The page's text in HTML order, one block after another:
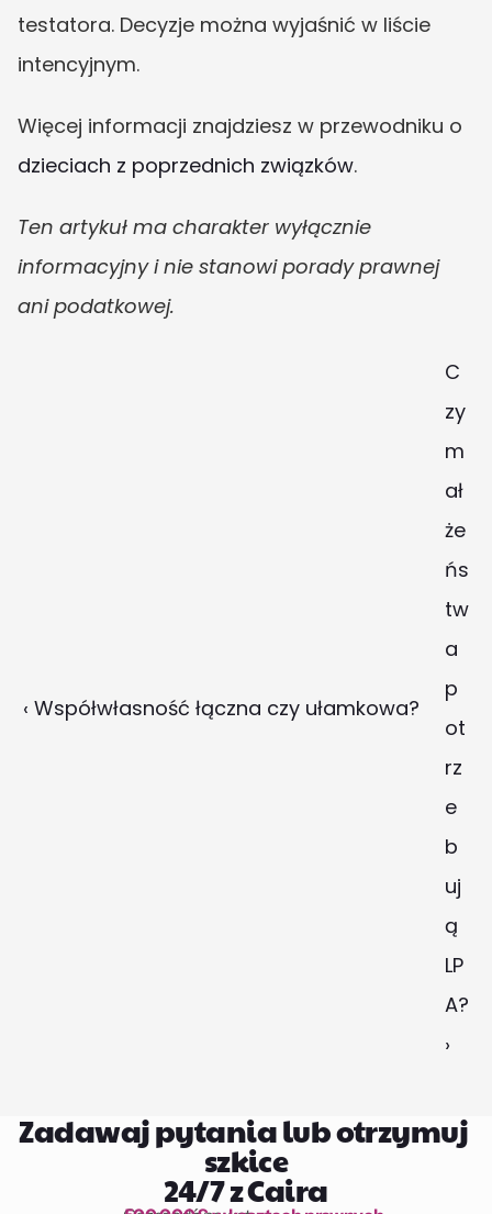
testatora. Decyzje można wyjaśnić w liście
intencyjnym.
dzieciach z poprzednich związków.
Ten artykuł ma charakter wyłącznie
informacyjny i nie stanowi porady prawnej
ani podatkowej.
‹ Współwłasność łączna czy ułamkowa?
C
zy
m
ał
że
ńs
tw
a
p
ot
rz
e
b
uj
ą
LP
A?
›
Zadawaj pytania lub otrzymuj
szkice
24/7 z Caira